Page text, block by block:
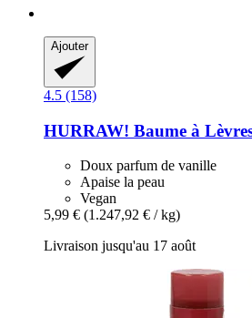
Ajouter
4.5 (158)
HURRAW! Baume à
Doux parfum de vanille
Apaise la peau
Vegan
5,99 € (1.247,92 € / kg)
Livraison jusqu'au 17 août